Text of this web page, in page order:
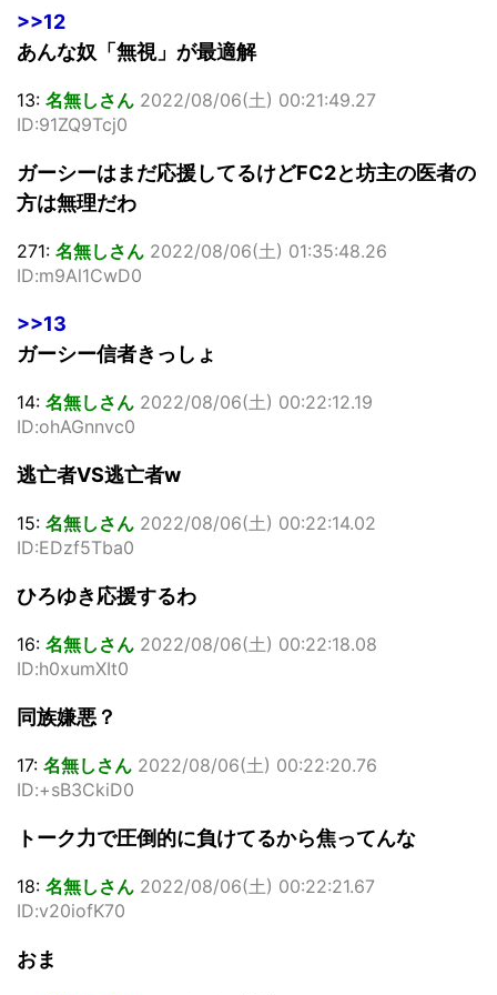
>>12
あんな奴「無視」が最適解
13: 名無しさん 2022/08/06(土) 00:21:49.27
ID:91ZQ9Tcj0
ガーシーはまだ応援してるけどFC2と坊主の医者の
方は無理だわ
271: 名無しさん 2022/08/06(土) 01:35:48.26
ID:m9Al1CwD0
>>13
ガーシー信者きっしょ
14: 名無しさん 2022/08/06(土) 00:22:12.19
ID:ohAGnnvc0
逃亡者VS逃亡者w
15: 名無しさん 2022/08/06(土) 00:22:14.02
ID:EDzf5Tba0
ひろゆき応援するわ
16: 名無しさん 2022/08/06(土) 00:22:18.08
ID:h0xumXIt0
同族嫌悪？
17: 名無しさん 2022/08/06(土) 00:22:20.76
ID:+sB3CkiD0
トーク力で圧倒的に負けてるから焦ってんな
18: 名無しさん 2022/08/06(土) 00:22:21.67
ID:v20iofK70
おま